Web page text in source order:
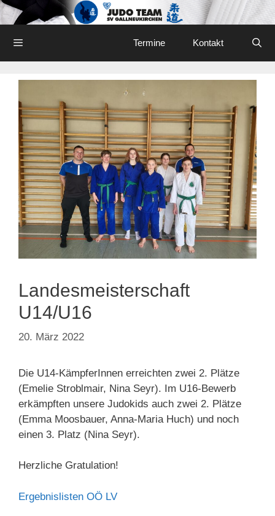
Skip
to
content
Termine Kontakt
Landesmeisterschaft
U14/U16
20. März 2022
Die U14-KämpferInnen erreichten zwei 2. Plätze
(Emelie Stroblmair, Nina Seyr). Im U16-Bewerb
erkämpften unsere Judokids auch zwei 2. Plätze
(Emma Moosbauer, Anna-Maria Huch) und noch
einen 3. Platz (Nina Seyr).
Herzliche Gratulation!
Ergebnislisten OÖ LV